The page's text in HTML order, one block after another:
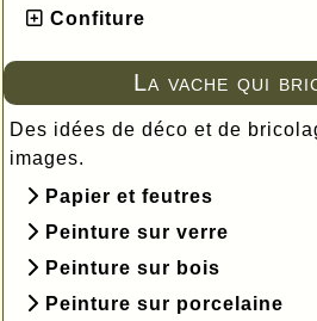
Confiture
La vache qui
Des idées de déco et de
images.
Papier et feutres
Peinture sur verre
Peinture sur bois
Peinture sur porcelaine